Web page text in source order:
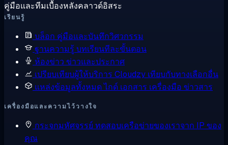
คู่มือและทีมเบื้องหลังคลาวด์อิสระ
เรียนรู้
บล็อก คู่มือและบันทึกวิศวกรรม
ฐานความรู้ บทเรียนทีละขั้นตอน
ห้องข่าว ข่าวและประกาศ
เปรียบเทียบผู้ให้บริการ Cloudzy เทียบกับทางเลือกอื่น
แหล่งข้อมูลทั้งหมดไกด์ เอกสาร เครื่องมือ ข่าวสาร
เครื่องมือและความไว้วางใจ
กระจกมหัศจรรย์ ทดสอบเครือข่ายของเราจาก IP ของ
คุณ